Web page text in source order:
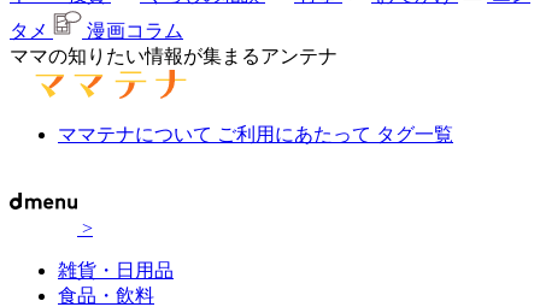
タメ
漫画コラム
ママの知りたい情報が集まるアンテナ
ママテナについて ご利用にあたって タグ一覧
>
雑貨・日用品
食品・飲料